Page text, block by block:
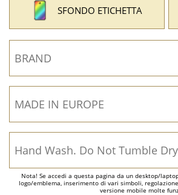
SFONDO ETICHETTA
Nota! Se accedi a questa pagina da un desktop/
logo/emblema, inserimento di vari simboli,
versione mobile molte